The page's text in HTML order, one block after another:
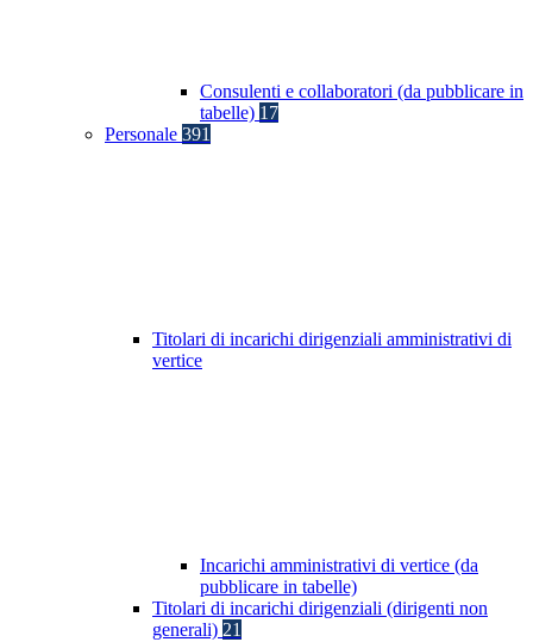
Consulenti e collaboratori (da pubblicare in
tabelle) 17
Personale 391
Titolari di incarichi dirigenziali amministrativi di
vertice
Incarichi amministrativi di vertice (da
pubblicare in tabelle)
Titolari di incarichi dirigenziali (dirigenti non
generali) 21